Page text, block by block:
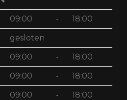
09:00 - 18:00
gesloten
09:00 - 18:00
09:00 - 18:00
09:00 - 18:00